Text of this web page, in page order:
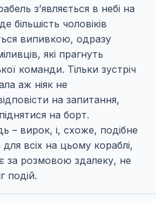
з’являється в небі на
більшість чоловіків
випивкою, одразу
які прагнуть
команди. Тільки зустріч
аж ніяк не
на запитання,
на борт.
– вирок, і, схоже, подібне
всіх на цьому кораблі,
за розмовою здалеку, не
подій.